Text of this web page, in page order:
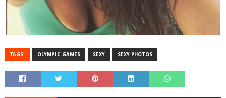
TAGS: OLYMPIC GAMES SEXY SEXY PHOTOS